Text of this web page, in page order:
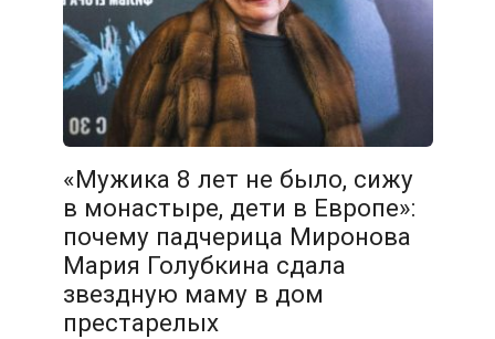
«Мужика 8 лет не было, сижу
в монастыре, дети в Европе»:
почему падчерица Миронова
Мария Голубкина сдала
звездную маму в дом
престарелых